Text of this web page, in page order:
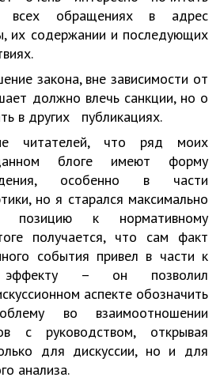
всех обращениях в адрес
их содержании и последующих
закона, вне зависимости от
должно влечь санкции, но о
в других публикациях.
читателей, что ряд моих
блоге имеют форму
особенно в части
но я старался максимально
позицию к нормативному
получается, что сам факт
события привел в части к
эффекту – он позволил
аспекте обозначить
во взаимоотношении
с руководством, открывая
для дискуссии, но и для
анализа.